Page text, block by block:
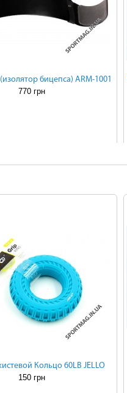
бицепса) ARM-1001
770 грн
Кольцо 60LB JELLO
150 грн